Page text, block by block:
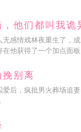
他们都叫我诡
无感情戏林夜重生了，
在他获得了一个加点面
挽别离
爱后，疯批男火葬场追